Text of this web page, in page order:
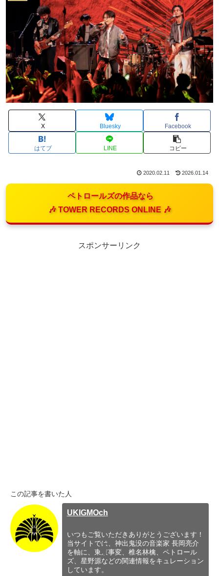
X Bluesky Facebook
はてブ LINE コピー
2020.02.11 2026.01.14
ペトロールズの作品なら
🎶 TOWER RECORDS ONLINE 🎶
スポンサーリンク
この記事を書いた人
UKIGMOch
いつもご覧いただきありがとうございます！
当サイトでは、神出鬼没の音楽家 長岡亮介
を軸に、東京事変、椎名林檎、ペトロール
ズ、星野源などの関連情報をキュレーション
しています。